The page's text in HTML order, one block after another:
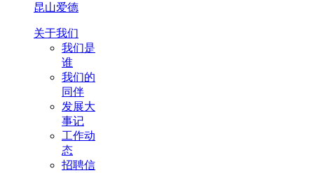
昆山爱德
关于我们
我们是
谁
我们的
同伴
发展大
事记
工作动
态
招聘信